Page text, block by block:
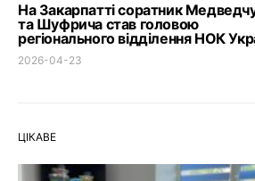
На Закарпатті соратник
та Шуфрича став головою
регіонального відділення НОК
2026-04-23
ЦІКАВЕ